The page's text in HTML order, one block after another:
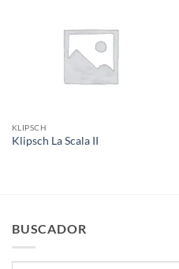
KLIPSCH
Klipsch La Scala II
BUSCADOR